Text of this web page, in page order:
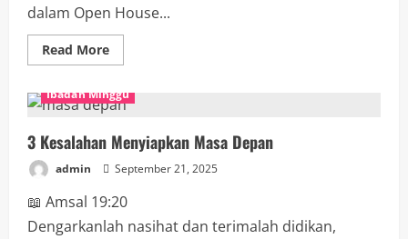
dalam Open House...
Read More
Ibadah Minggu
3 Kesalahan Menyiapkan Masa Depan
admin September 21, 2025
📖 Amsal 19:20
Dengarkanlah nasihat dan terimalah didikan,